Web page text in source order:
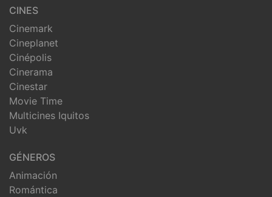
CINES
Cinemark
Cineplanet
Cinépolis
Cinerama
Cinestar
Movie Time
Multicines Iquitos
Uvk
GÉNEROS
Animación
Romántica